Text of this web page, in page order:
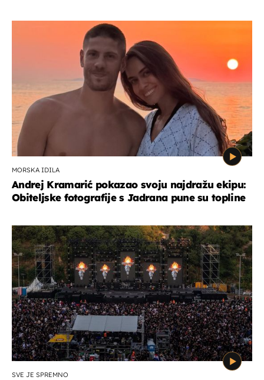
MORSKA IDILA
Andrej Kramarić pokazao svoju najdražu ekipu:
Obiteljske fotografije s Jadrana pune su topline
SVE JE SPREMNO